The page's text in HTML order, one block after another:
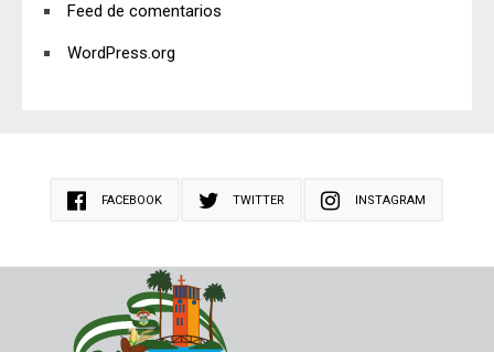
Feed de comentarios
WordPress.org
FACEBOOK TWITTER INSTAGRAM